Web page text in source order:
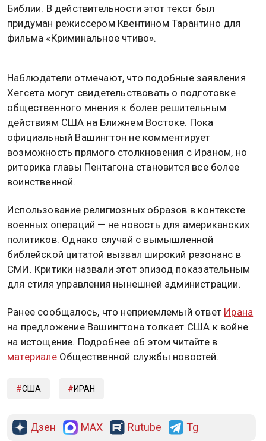
Библии. В действительности этот текст был
придуман режиссером Квентином Тарантино для
фильма «Криминальное чтиво».
Наблюдатели отмечают, что подобные заявления
Хегсета могут свидетельствовать о подготовке
общественного мнения к более решительным
действиям США на Ближнем Востоке. Пока
официальный Вашингтон не комментирует
возможность прямого столкновения с Ираном, но
риторика главы Пентагона становится все более
воинственной.
Использование религиозных образов в контексте
военных операций — не новость для американских
политиков. Однако случай с вымышленной
библейской цитатой вызвал широкий резонанс в
СМИ. Критики назвали этот эпизод показательным
для стиля управления нынешней администрации.
Ранее сообщалось, что неприемлемый ответ Ирана
на предложение Вашингтона толкает США к войне
на истощение. Подробнее об этом читайте в
материалеОбщественной службы новостей.
США ИРАН
Дзен MAX Rutube Tg